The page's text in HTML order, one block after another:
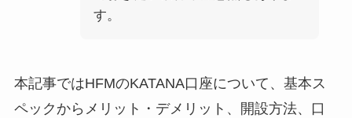
す。
本記事ではHFMのKATANA口座について、基本ス
ペックからメリット・デメリット、開設方法、口